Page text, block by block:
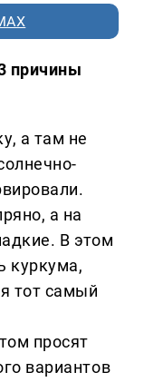
причины
а там не
а на
В этом
куркума,
тот самый
просят
вариантов